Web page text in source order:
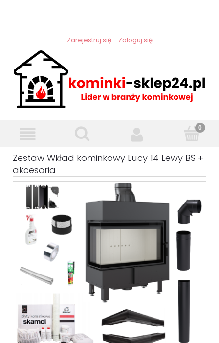
Zarejestruj się Zaloguj się
Zestaw Wkład kominkowy Lucy 14 Lewy BS +
akcesoria